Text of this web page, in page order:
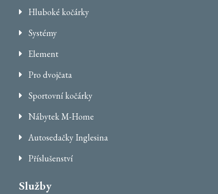
Hluboké kočárky
Systémy
Element
Pro dvojčata
Sportovní kočárky
Nábytek M-Home
Autosedačky Inglesina
Příslušenství
Služby